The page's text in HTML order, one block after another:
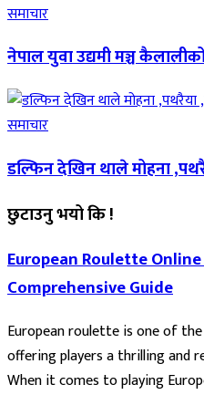
समाचार
नेपाल युवा उद्यमी मञ्च
समाचार
डल्फिन देखिन थाले मोहना
छुटाउनु भयो कि !
European Roulette
Comprehensive Guide
European roulette is one of
offering players a thrilling and
When it comes to playing